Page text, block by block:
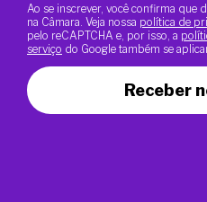
Ao se inscrever, você confirma que
na Câmara. Veja nossa política de
pelo reCAPTCHA e, por isso, a
serviço do Google também se
Receber